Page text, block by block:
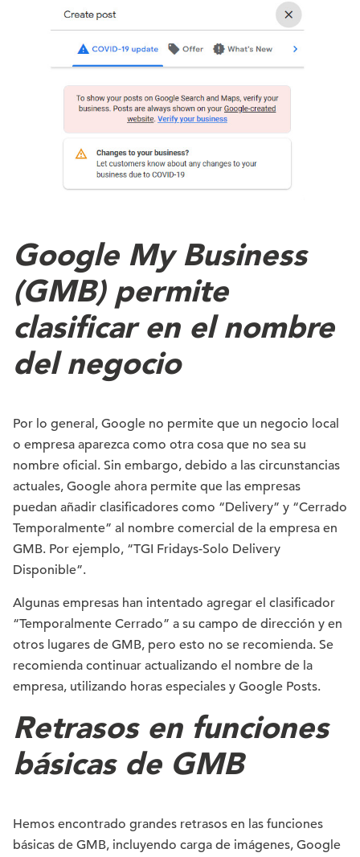
Google My Business
(GMB) permite
clasificar en el nombre
del negocio
Por lo general, Google no permite que un negocio local
o empresa aparezca como otra cosa que no sea su
nombre oficial. Sin embargo, debido a las circunstancias
actuales, Google ahora permite que las empresas
puedan añadir clasificadores como “Delivery” y “Cerrado
Temporalmente” al nombre comercial de la empresa en
GMB. Por ejemplo, “TGI Fridays-Solo Delivery
Disponible”.
Algunas empresas han intentado agregar el clasificador
“Temporalmente Cerrado” a su campo de dirección y en
otros lugares de GMB, pero esto no se recomienda. Se
recomienda continuar actualizando el nombre de la
empresa, utilizando horas especiales y Google Posts.
Retrasos en funciones
básicas de GMB
Hemos encontrado grandes retrasos en las funciones
básicas de GMB, incluyendo carga de imágenes, Google